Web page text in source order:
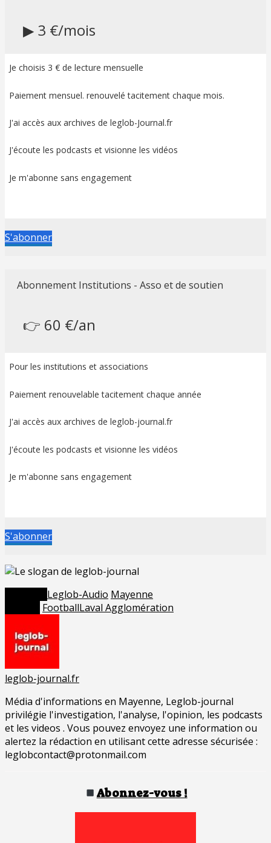
▶ 3 €/mois
Je choisis 3 € de lecture mensuelle
Paiement mensuel. renouvelé tacitement chaque mois.
J'ai accès aux archives de leglob-Journal.fr
J'écoute les podcasts et visionne les vidéos
Je m'abonne sans engagement
S'abonner
Abonnement Institutions - Asso et de soutien
👉 60 €/an
Pour les institutions et associations
Paiement renouvelable tacitement chaque année
J'ai accès aux archives de leglob-journal.fr
J'écoute les podcasts et visionne les vidéos
Je m'abonne sans engagement
S'abonner
Leglob-Audio Mayenne
FootballLaval Agglomération
leglob-journal.fr
Média d'informations en Mayenne, Leglob-journal
privilégie l'investigation, l'analyse, l'opinion, les podcasts
et les videos . Vous pouvez envoyez une information ou
alertez la rédaction en utilisant cette adresse sécurisée :
leglobcontact@protonmail.com
Abonnez-vous !